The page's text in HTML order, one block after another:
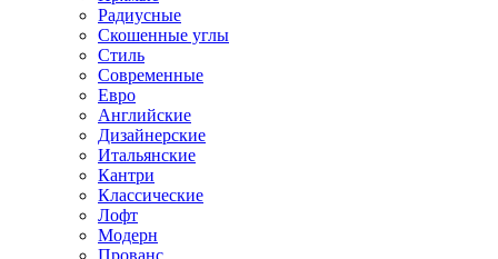
Радиусные
Скошенные углы
Стиль
Современные
Евро
Английские
Дизайнерские
Итальянские
Кантри
Классические
Лофт
Модерн
Прованс